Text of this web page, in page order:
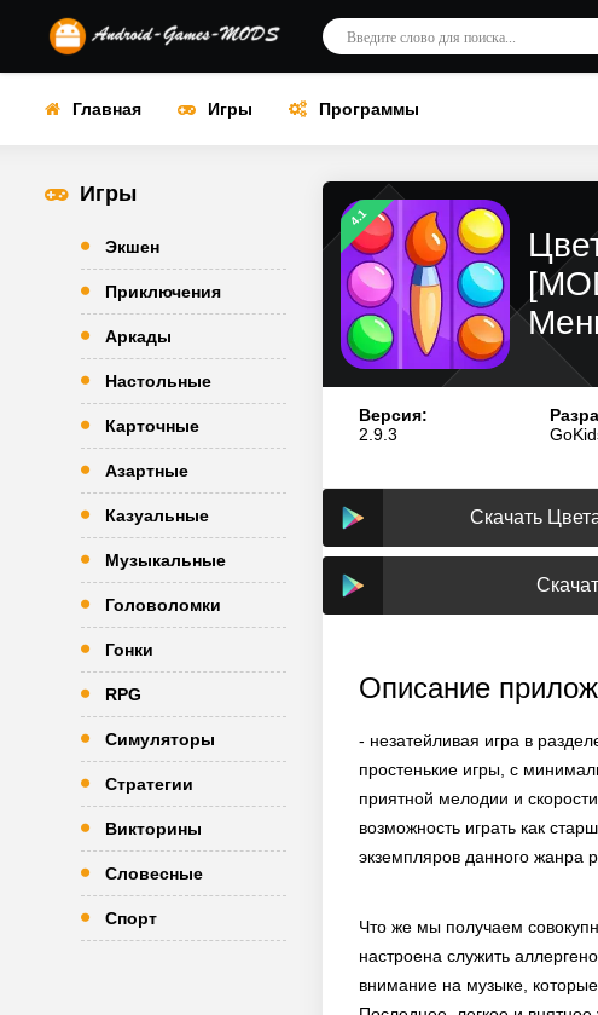
Главная Игры Программы
Игры
Экшен
Приключения
Аркады
Настольные
Карточные
Азартные
Казуальные
Музыкальные
Головоломки
Гонки
RPG
Симуляторы
Стратегии
Викторины
Словесные
Спорт
4.1
Версия:
2.9.3
Скачать
Описание
- незатейливая игра в
простенькие игры, с
приятной мелодии и
возможность играть как
экземпляров данного жанра
Что же мы получаем
настроена служить
внимание на музыке,